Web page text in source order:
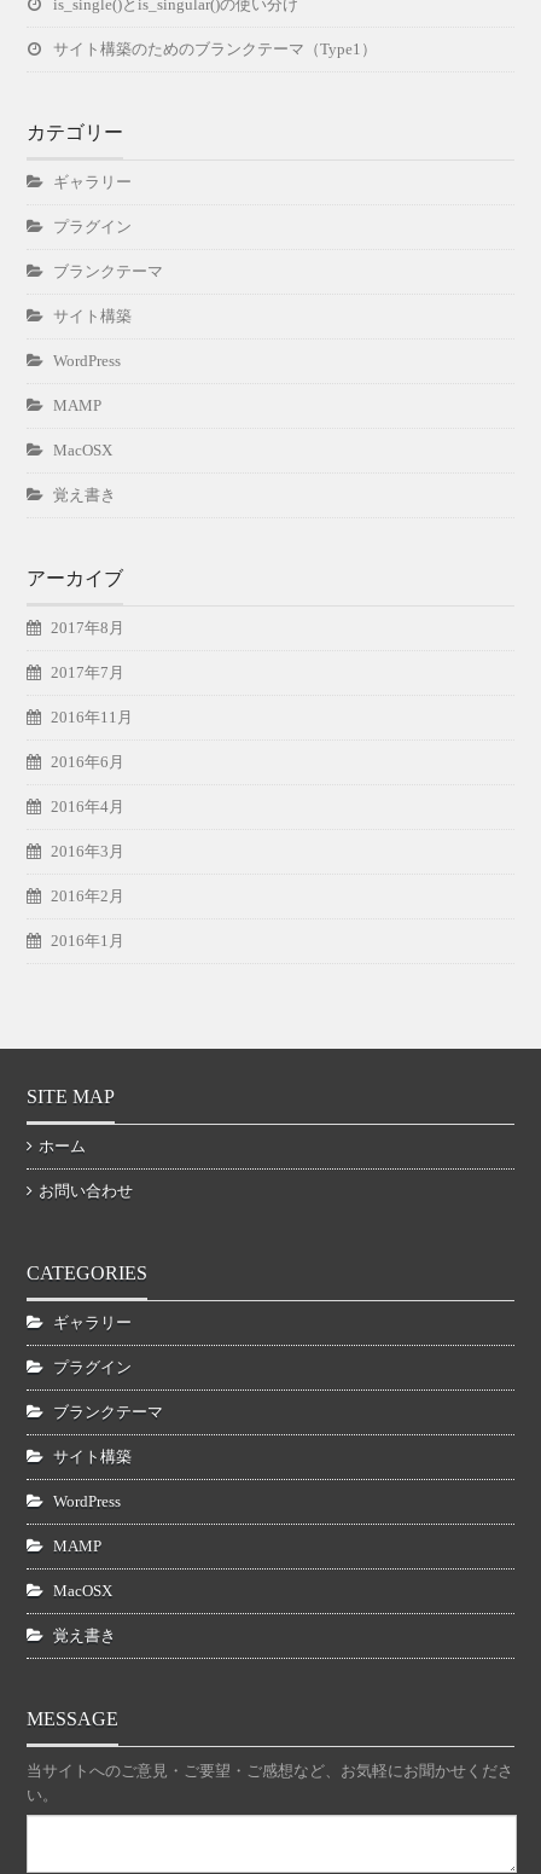
is_single()とis_singular()の使い分け
サイト構築のためのブランクテーマ（Type1）
カテゴリー
ギャラリー
プラグイン
ブランクテーマ
サイト構築
WordPress
MAMP
MacOSX
覚え書き
アーカイブ
2017年8月
2017年7月
2016年11月
2016年6月
2016年4月
2016年3月
2016年2月
2016年1月
SITE MAP
ホーム
お問い合わせ
CATEGORIES
ギャラリー
プラグイン
ブランクテーマ
サイト構築
WordPress
MAMP
MacOSX
覚え書き
MESSAGE
当サイトへのご意見・ご要望・ご感想など、お気軽にお聞かせくださ
い。